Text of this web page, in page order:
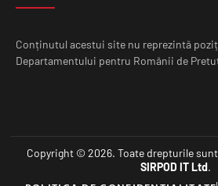
Conținutul acestui site nu reprezintă
Departamentului pentru Românii de
Copyright © 2026. Toate drepturile
SIRPOD IT Ltd.